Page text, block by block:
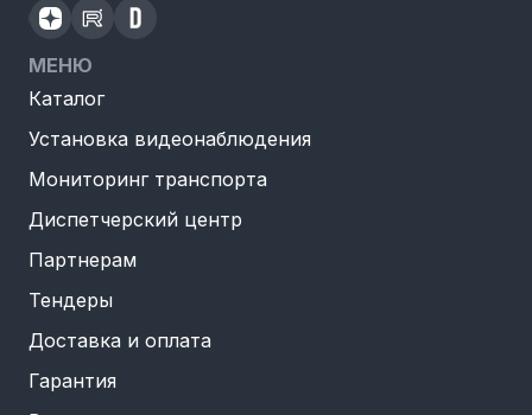
МЕНЮ
Каталог
Установка видеонаблюдения
Мониторинг транспорта
Диспетчерский центр
Партнерам
Тендеры
Доставка и оплата
Гарантия